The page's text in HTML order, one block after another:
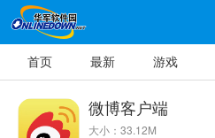
首页 最新 游戏
微博客户端
大小：33.12M